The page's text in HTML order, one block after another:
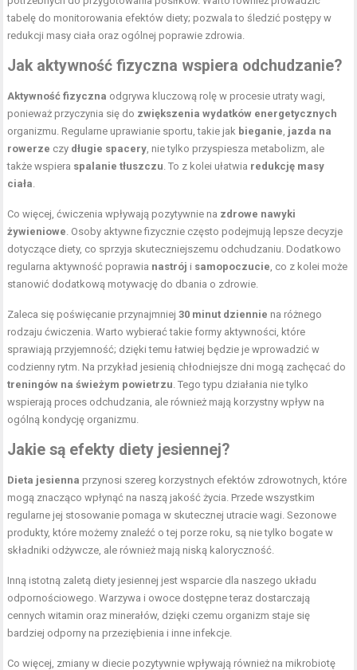
tabelę do monitorowania efektów diety; pozwala to śledzić postępy w
redukcji masy ciała oraz ogólnej poprawie zdrowia.
Jak aktywność fizyczna wspiera odchudzanie?
Aktywność fizyczna odgrywa kluczową rolę w procesie utraty wagi,
ponieważ przyczynia się do zwiększenia wydatków energetycznych
organizmu. Regularne uprawianie sportu, takie jak bieganie jazda na
rowerze czy długie spacery , nie tylko przyspiesza metabolizm, ale
także wspiera spalanie tłuszczu . To z kolei ułatwia redukcję masy
ciała
Co więcej, ćwiczenia wpływają pozytywnie na zdrowe nawyki
żywieniowe . Osoby aktywne fizycznie często podejmują lepsze decyzje
dotyczące diety, co sprzyja skuteczniejszemu odchudzaniu. Dodatkowo
regularna aktywność poprawia nastrój i samopoczucie , co z kolei może
stanowić dodatkową motywację do dbania o zdrowie.
Zaleca się poświęcanie przynajmniej30 minut dziennie na różnego
rodzaju ćwiczenia. Warto wybierać takie formy aktywności, które
sprawiają przyjemność; dzięki temu łatwiej będzie je wprowadzić w
codzienny rytm. Na przykład jesienią chłodniejsze dni mogą zachęcać do
treningów na świeżym powietrzu . Tego typu działania nie tylko
wspierają proces odchudzania, ale również mają korzystny wpływ na
ogólną kondycję organizmu.
Jakie są efekty diety jesiennej?
Dieta jesienna przynosi szereg korzystnych efektów zdrowotnych, które
mogą znacząco wpłynąć na naszą jakość życia. Przede wszystkim
regularne jej stosowanie pomaga w skutecznej utracie wagi. Sezonowe
produkty, które możemy znaleźć o tej porze roku, są nie tylko bogate w
składniki odżywcze, ale również mają niską kaloryczność.
Inną istotną zaletą diety jesiennej jest wsparcie dla naszego układu
odpornościowego. Warzywa i owoce dostępne teraz dostarczają
cennych witamin oraz minerałów, dzięki czemu organizm staje się
bardziej odporny na przeziębienia i inne infekcje.
Co więcej, zmiany w diecie pozytywnie wpływają również na mikrobiotę